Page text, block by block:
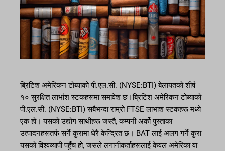
ब्रिटिश अमेरिकन टोब्याको पी.एल.सी. (NYSE:BTI) बेलायतको शीर्ष
१० सुरक्षित लाभांश स्टकहरूमा समावेश छ।ब्रिटिश अमेरिकन टोब्याको
पी.एल.सी. (NYSE:BTI) सबैभन्दा राम्रो FTSE लाभांश स्टकहरू मध्ये
एक हो। यसको उद्योग साथीहरू जस्तै, कम्पनी अर्को पुस्ताका
उत्पादनहरूतर्फ सर्ने कुरामा धेरै केन्द्रित छ। BAT लाई अलग गर्ने कुरा
यसको विश्वव्यापी पहुँच हो, जसले लगानीकर्ताहरूलाई केवल अमेरिका वा